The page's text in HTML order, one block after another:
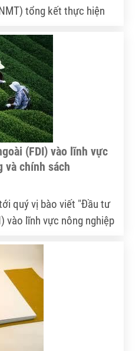
tổng kết thực hiện
lý đất đai giai đoạn 2005-
tịch giai đoạn 2011-
(FDI) vào lĩnh vực
và chính sách
quý vị bào viết "Đầu tư
vào lĩnh vực nông nghiệp
Nghiên cứu Môi
được đăng trên trang
ngày